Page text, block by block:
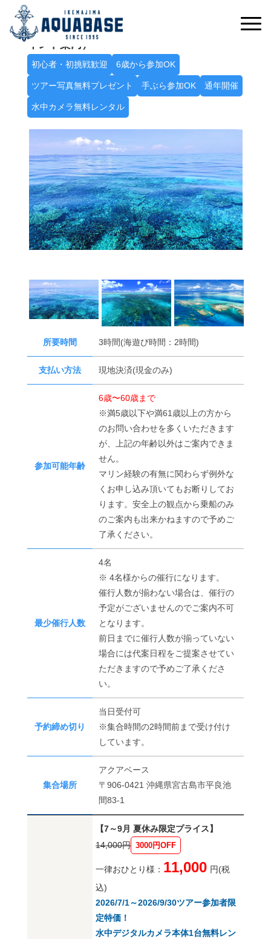
たっぷり遊んで八重干瀬を満喫！席数限定！
Ａ八重干瀬シュノーケルトリップ（2～3ポ
イント案内）
初心者・初挑戦歓迎 6歳から参加OK
ツアー写真無料プレゼント 手ぶら参加OK 通年開催
水中カメラ無料レンタル
所要時間 3時間(海遊び時間：2時間)
支払い方法 現地決済(現金のみ)
参加可能年齢
6歳〜60歳まで
※満5歳以下や満61歳以上の方から
のお問い合わせを多くいただきます
が、上記の年齢以外はご案内できま
せん。
マリン経験の有無に関わらず例外な
くお申し込み頂いてもお断りしてお
ります。安全上の観点から乗船のみ
のご案内も出来かねますので予めご
了承ください。
最少催行人数
4名
※ 4名様からの催行になります。
催行人数が揃わない場合は、催行の
予定がございませんのでご案内不可
となります。
前日までに催行人数が揃っていない
場合には代案日程をご提案させてい
ただきますので予めご了承くださ
い。
予約締め切り
当日受付可
※集合時間の2時間前まで受け付け
しています。
集合場所
アクアベース
〒906-0421 沖縄県宮古島市平良池
間83-1
【7～9月 夏休み限定プライス】
14,000円 3000円OFF
一律おひとり様： 11,000 円(税
込)
2026/7/1～2026/9/30ツアー参加者限
定特価！
水中デジタルカメラ本体1台無料レン